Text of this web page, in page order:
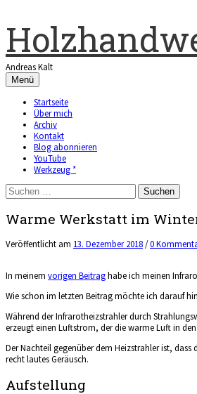
überspringen
Andreas Kalt
Menü
Startseite
Über mich
Archiv
Kontakt
Blog abonnieren
YouTube
Werkzeug *
Suchen
nach:
Warme Werkstatt im
Veröffentlicht am 13. Dezember 2018/0
In meinem vorigen Beitraghabe ich meinen
Wie schon im letzten Beitrag möchte ich darauf
Während der Infrarotheizstrahler durch
erzeugt einen Luftstrom, der die warme Luft in
Der Nachteil gegenüber dem Heizstrahler ist,
recht lautes Geräusch.
Aufstellung